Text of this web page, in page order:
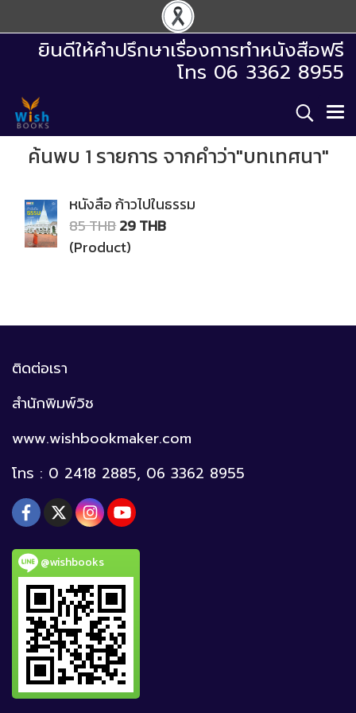
ยินดีให้คำปรึกษาเรื่องการทำหนังสือฟรี
โทร 06 3362 8955
ค้นพบ 1 รายการ จากคำว่า"บทเทศนา"
หนังสือ ก้าวไปในธรรม
85 THB29 THB
(Product)
ติดต่อเรา
สำนักพิมพ์วิช
www.wishbookmaker.com
โทร : 0 2418 2885, 06 3362 8955
@wishbooks